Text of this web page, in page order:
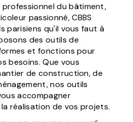
professionnel du bâtiment,
passionné, CBBS
parisiens qu'il vous faut à
des outils de
et fonctions pour
besoins. Que vous
de construction, de
nos outils
accompagner
réalisation de vos projets.